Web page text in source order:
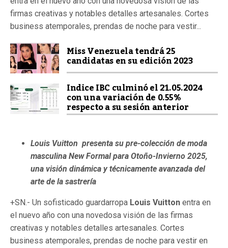
firmas creativas y notables detalles artesanales. Cortes
business atemporales, prendas de noche para vestir...
Miss Venezuela tendrá 25
candidatas en su edición 2023
Indice IBC culminó el 21.05.2024
con una variación de 0.55%
respecto a su sesión anterior
Louis Vuitton presenta su pre-colección de moda
masculina New Formal para Otoño-Invierno 2025,
una visión dinámica y técnicamente avanzada del
arte de la sastrería
+SN.- Un sofisticado guardarropa Louis Vuitton entra en
el nuevo año con una novedosa visión de las firmas
creativas y notables detalles artesanales. Cortes
business atemporales, prendas de noche para vestir en